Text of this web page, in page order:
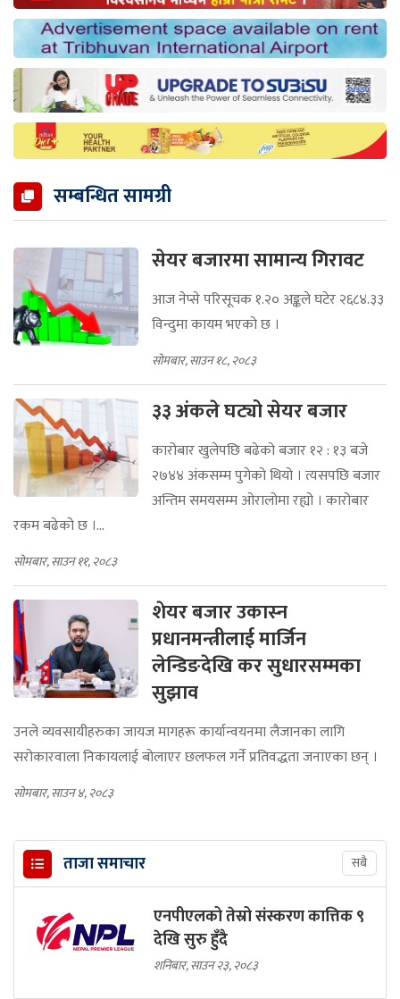
सम्बन्धित सामग्री
सेयर बजारमा सामान्य गिरावट
आज नेप्से परिसूचक १.२० अङ्कले घटेर २६८४.३३
विन्दुमा कायम भएको छ ।
सोमबार, साउन १८, २०८३
३३ अंकले घट्यो सेयर बजार
कारोबार खुलेपछि बढेको बजार १२ : १३ बजे
२७४४ अंकसम्म पुगेको थियो । त्यसपछि बजार
अन्तिम समयसम्म ओरालोमा रह्यो । कारोबार
रकम बढेको छ ।...
सोमबार, साउन ११, २०८३
शेयर बजार उकास्‍न
प्रधानमन्त्रीलाई मार्जिन
लेन्डिङदेखि कर सुधारसम्मका
सुझाव
उनले व्यवसायीहरुका जायज मागहरू कार्यान्वयनमा लैजानका लागि
सरोकारवाला निकायलाई बोलाएर छलफल गर्ने प्रतिवद्धता जनाएका छन् ।
सोमबार, साउन ४, २०८३
ताजा समाचार सबै
एनपीएलको तेस्रो संस्करण कात्तिक ९
देखि सुरु हुँदै
शनिबार, साउन २३, २०८३